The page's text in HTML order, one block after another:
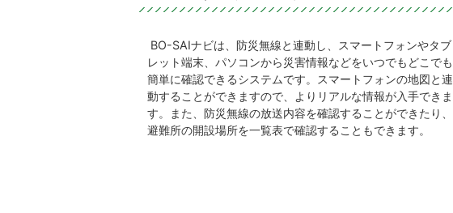
BO-SAIナビは、防災無線と連動し、スマートフォンやタブ
レット端末、パソコンから災害情報などをいつでもどこでも
簡単に確認できるシステムです。スマートフォンの地図と連
動することができますので、よりリアルな情報が入手できま
す。また、防災無線の放送内容を確認することができたり、
避難所の開設場所を一覧表で確認することもできます。